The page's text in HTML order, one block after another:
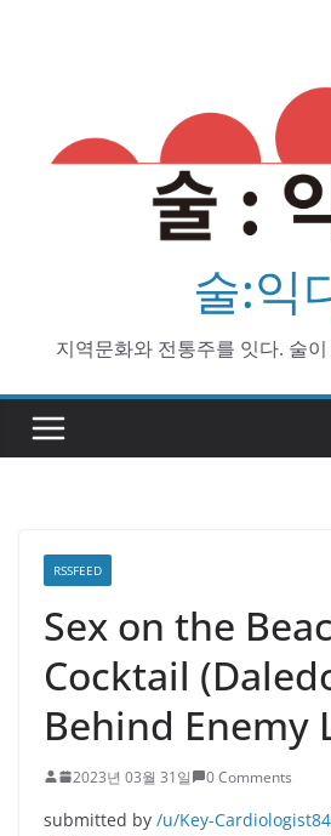
술:익
지역문화와 전통주를 잇다. 술
RSSFEED
Sex on the
Cocktail
Behind Enemy
2023년 03월 31일 0 Comments
submitted by /u/Key-